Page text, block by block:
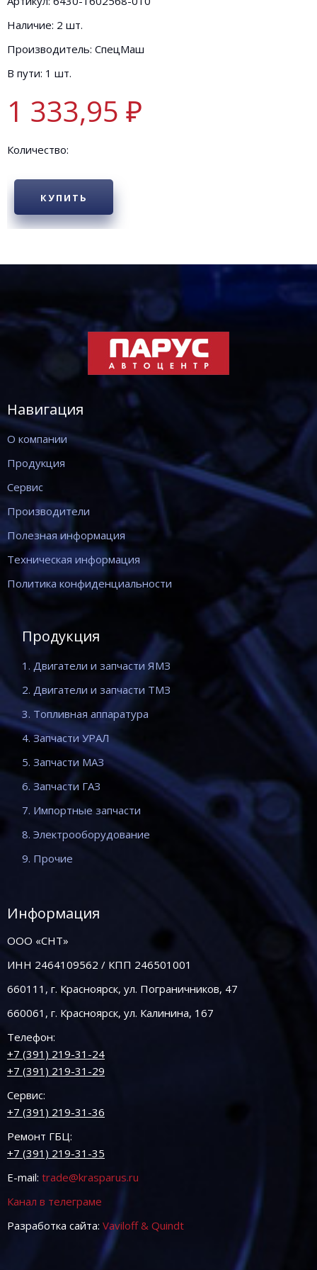
Наличие: 2 шт.
Производитель: СпецМаш
В пути: 1 шт.
1 333,95 ₽
Количество:
КУПИТЬ
Навигация
О компании
Продукция
Сервис
Производители
Полезная информация
Техническая информация
Политика конфиденциальности
Продукция
1. Двигатели и запчасти ЯМЗ
2. Двигатели и запчасти ТМЗ
3. Топливная аппаратура
4. Запчасти УРАЛ
5. Запчасти МАЗ
6. Запчасти ГАЗ
7. Импортные запчасти
8. Электрооборудование
9. Прочие
Информация
ООО «СНТ»
ИНН 2464109562 / КПП 246501001
660111, г. Красноярск, ул. Пограничников, 47
660061, г. Красноярск, ул. Калинина, 167
Телефон:
+7 (391) 219-31-24
+7 (391) 219-31-29
Сервис:
+7 (391) 219-31-36
Ремонт ГБЦ:
+7 (391) 219-31-35
E-mail: trade@krasparus.ru
Канал в телеграме
Разработка сайта: Vaviloff & Quindt